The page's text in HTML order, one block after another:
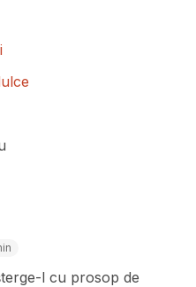
l cu prosop de